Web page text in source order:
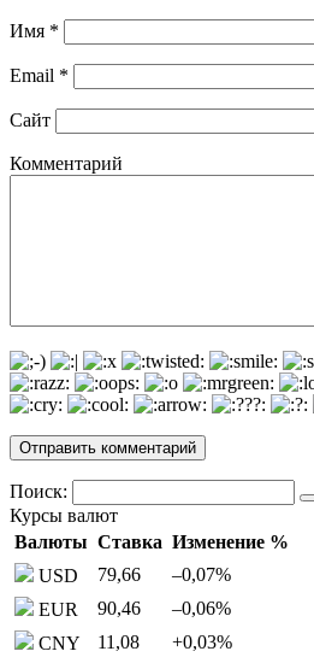
Имя *
Email *
Сайт
Комментарий
Поиск:
Курсы валют
Валюты Ставка Изменение %
USD
79,66 –0,07%
EUR
90,46 –0,06%
CNY
11,08 +0,03%